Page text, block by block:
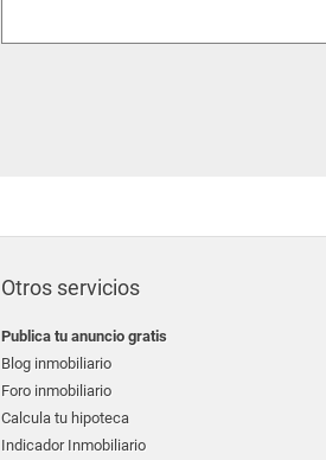
Otros servicios
Publica tu anuncio gratis
Blog inmobiliario
Foro inmobiliario
Calcula tu hipoteca
Indicador Inmobiliario